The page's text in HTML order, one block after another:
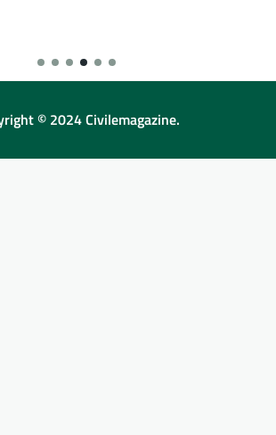
© 2024 Civilemagazine.